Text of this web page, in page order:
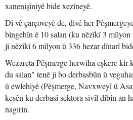
xanenişîniyê bide xezîneyê.
Di vê çarçoveyê de, divê her
bingehîn ê 10 salan (ku nêzîkî 3 mîlyon
jî nêzîkî 6 mîlyon û 336 hezar dînarî
Wezareta Pêşmerge herwiha eşkere
du salan" tenê ji bo derbasbûn û
û ewlehiyê (Pêşmerge, Navxweyî û
kesên ku derbasî sektora sivîl dibin an
nagirin.